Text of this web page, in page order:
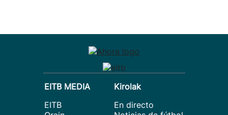
EITB MEDIA
EITB
Kirolak
En directo